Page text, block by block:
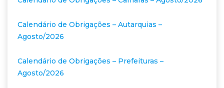
Calendário de Obrigações – Autarquias –
Agosto/2026
Calendário de Obrigações – Prefeituras –
Agosto/2026